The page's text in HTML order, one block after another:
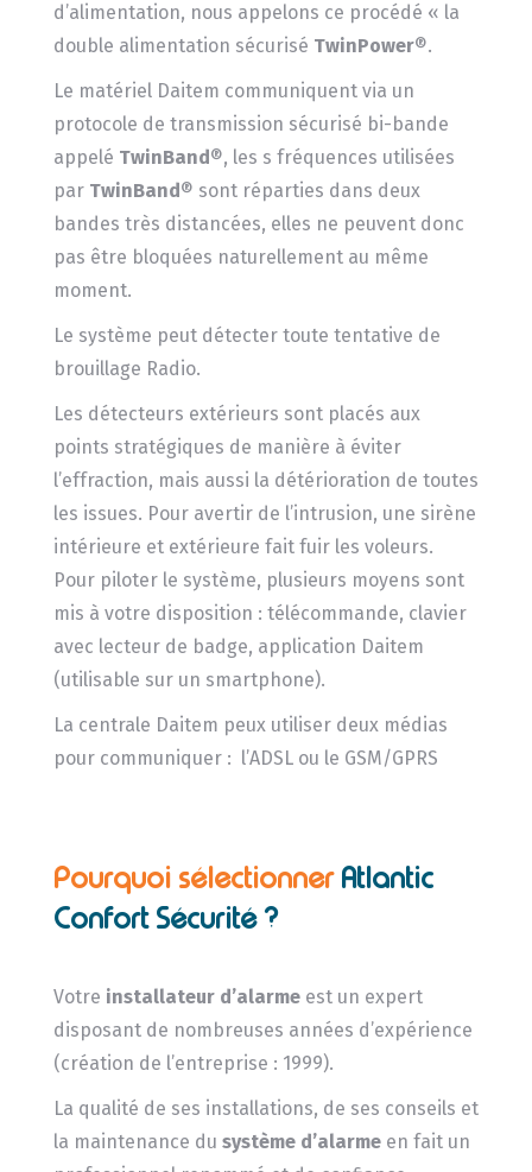
d’alimentation, nous appelons ce procédé « la
double alimentation sécurisé TwinPower®.
Le matériel Daitem communiquent via un
protocole de transmission sécurisé bi-bande
appelé TwinBand ®, les s fréquences utilisées
par TwinBand ® sont réparties dans deux
bandes très distancées, elles ne peuvent donc
pas être bloquées naturellement au même
moment.
Le système peut détecter toute tentative de
brouillage Radio.
Les détecteurs extérieurs sont placés aux
points stratégiques de manière à éviter
l’effraction, mais aussi la détérioration de toutes
les issues. Pour avertir de l’intrusion, une sirène
intérieure et extérieure fait fuir les voleurs.
Pour piloter le système, plusieurs moyens sont
mis à votre disposition : télécommande, clavier
avec lecteur de badge, application Daitem
(utilisable sur un smartphone).
La centrale Daitem peux utiliser deux médias
pour communiquer : l’ADSL ou le GSM/GPRS
Pourquoi sélectionner Atlantic
Confort Sécurité ?
Votre installateur d’alarmeest un expert
disposant de nombreuses années d’expérience
(création de l’entreprise : 1999).
La qualité de ses installations, de ses conseils et
la maintenance du système d’alarmeen fait un